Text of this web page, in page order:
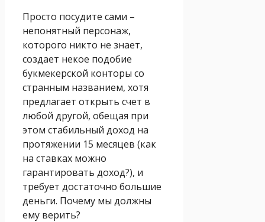
Просто посудите сами –
непонятный персонаж,
которого никто не знает,
создает некое подобие
букмекерской конторы со
странным названием, хотя
предлагает открыть счет в
любой другой, обещая при
этом стабильный доход на
протяжении 15 месяцев (как
на ставках можно
гарантировать доход?), и
требует достаточно большие
деньги. Почему мы должны
ему верить?